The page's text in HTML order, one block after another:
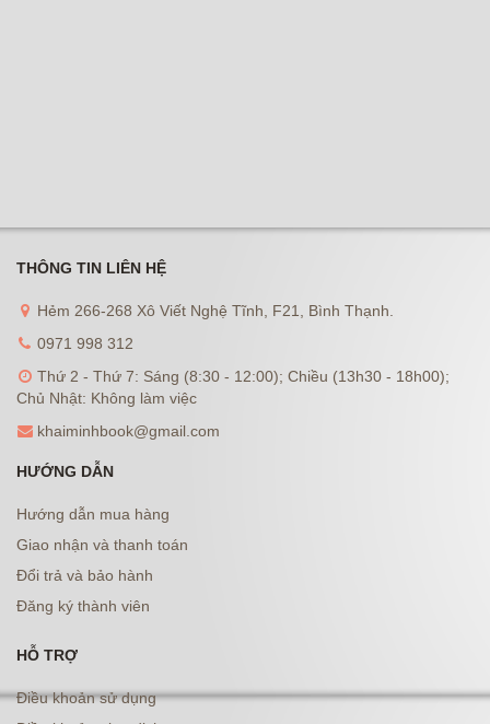
THÔNG TIN LIÊN HỆ
Hẻm 266-268 Xô Viết Nghệ Tĩnh, F21, Bình Thạnh.
0971 998 312
Thứ 2 - Thứ 7: Sáng (8:30 - 12:00); Chiều (13h30 - 18h00);
Chủ Nhật: Không làm việc
khaiminhbook@gmail.com
HƯỚNG DẪN
Hướng dẫn mua hàng
Giao nhận và thanh toán
Đổi trả và bảo hành
Đăng ký thành viên
HỖ TRỢ
Điều khoản sử dụng